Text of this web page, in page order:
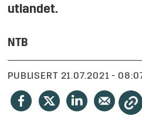
utlandet.
NTB
PUBLISERT 21.07.2021 -